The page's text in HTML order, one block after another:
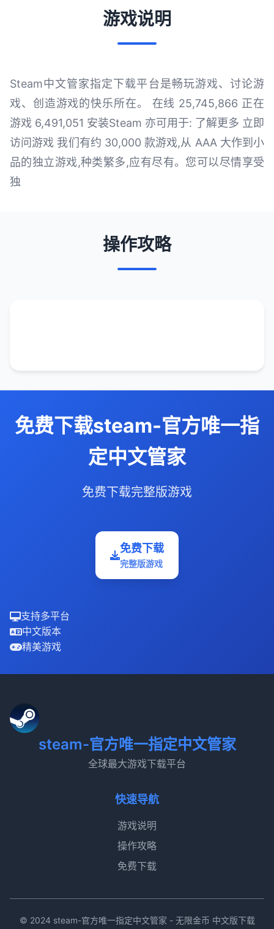
游戏说明
Steam中文管家指定下载平台是畅玩游戏、讨论游
戏、创造游戏的快乐所在。 在线 25,745,866 正在
游戏 6,491,051 安装Steam 亦可用于: 了解更多 立即
访问游戏 我们有约 30,000 款游戏,从 AAA 大作到小
品的独立游戏,种类繁多,应有尽有。您可以尽情享受
独
操作攻略
免费下载steam-官方唯一指
定中文管家
免费下载完整版游戏
免费下载
完整版游戏
支持多平台
中文版本
精美游戏
steam-官方唯一指定中文管家
全球最大游戏下载平台
快速导航
游戏说明
操作攻略
免费下载
© 2024 steam-官方唯一指定中文管家 - 无限金币 中文版下载